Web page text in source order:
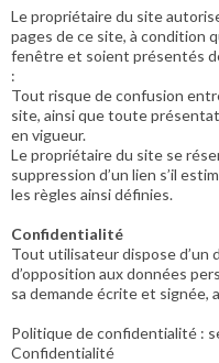
Le propriétaire du site
pages de ce site, à condition
fenêtre et soient présentés
:
Tout risque de confusion
site, ainsi que toute
en vigueur.
Le propriétaire du site se
suppression d’un lien s’il
les règles ainsi définies.
Confidentialité
Tout utilisateur dispose d’un
d’opposition aux données
sa demande écrite et signée,
Politique de confidentialité :
Confidentialité